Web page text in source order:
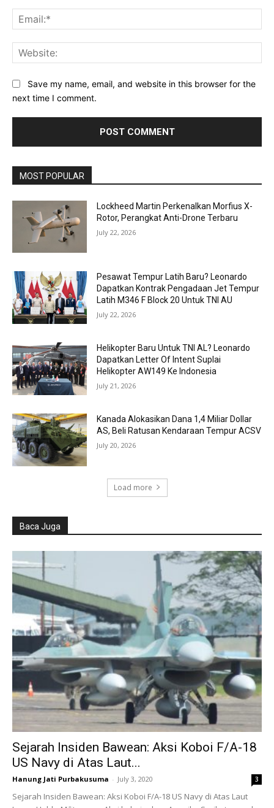
Save my name, email, and website in this browser for the
next time I comment.
MOST POPULAR
Lockheed Martin Perkenalkan Morfius X-
Rotor, Perangkat Anti-Drone Terbaru
July 22, 2026
Pesawat Tempur Latih Baru? Leonardo
Dapatkan Kontrak Pengadaan Jet Tempur
Latih M346 F Block 20 Untuk TNI AU
July 22, 2026
Helikopter Baru Untuk TNI AL? Leonardo
Dapatkan Letter Of Intent Suplai
Helikopter AW149 Ke Indonesia
July 21, 2026
Kanada Alokasikan Dana 1,4 Miliar Dollar
AS, Beli Ratusan Kendaraan Tempur ACSV
July 20, 2026
Load more
Baca Juga
Sejarah Insiden Bawean: Aksi Koboi F/A-18
US Navy di Atas Laut...
Hanung Jati Purbakusuma - July 3, 2020 3
Sejarah Insiden Bawean: Aksi Koboi F/A-18 US Navy di Atas Laut